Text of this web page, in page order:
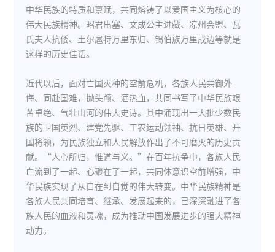
中华民族的特质和禀赋，共同熔铸了以爱国主义为核心的
伟大民族精神。昭君出塞、文成公主进藏、凉州会盟、瓦
氏夫人抗倭、土尔扈特万里东归、锡伯族万里戍边等就是
这样的历史佳话。
近代以后，面对亡国灭种的空前危机，各族人民共御外
侮、同赴国难，抛头颅、洒热血，共同书写了中华民族艰
苦卓绝、气壮山河的伟大史诗。其中涌现出一大批少数民
族的卫国英烈、建党先驱、工农运动领袖、抗日英雄、开
国将领，为民族独立和人民解放作出了不可磨灭的历史贡
献。“人心所归，惟道与义。”在百年抗争中，各族人民
血流到了一起、心聚在了一起，共同体意识空前增强，中
华民族实现了从自在到自觉的伟大转变。中华民族精神是
各族人民共同培育、继承、发展起来的，已深深融进了各
族人民的血液和灵魂，成为推动中国发展进步的强大精神
动力。